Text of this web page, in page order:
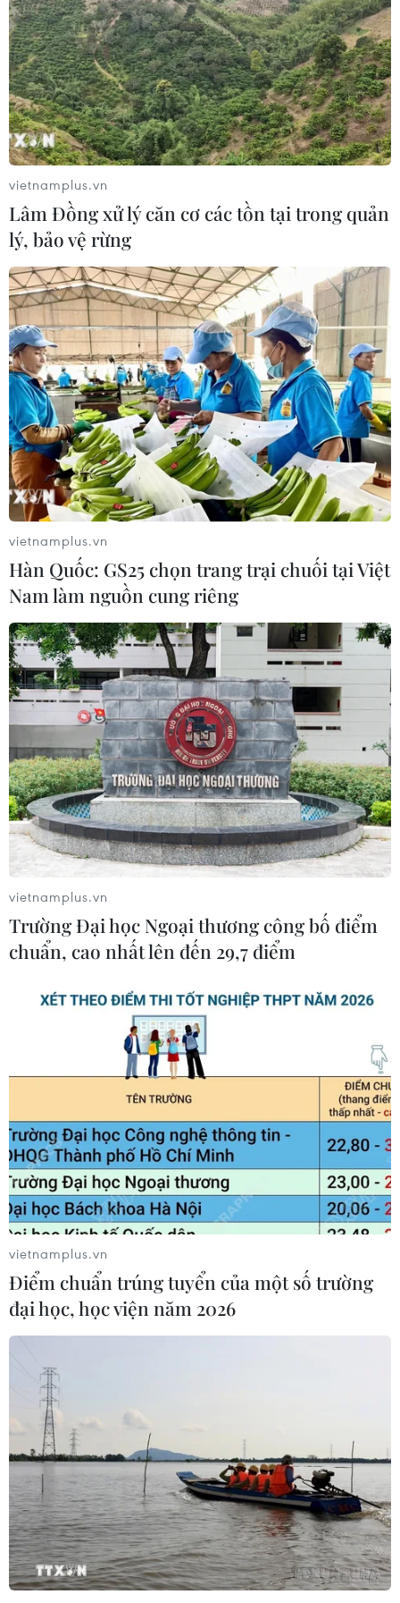
TIN CÙNG CHUYÊN MỤC
Tổng Bí thư, Chủ tịch nước
dự chương trình kỷ niệm 35 năm kết
nối hàng không, du lịch Việt Nam-
Australia
10/08/2026 08:40
vietnamplus.vn
Lâm Đồng xử lý căn cơ các tồn tại trong quản
lý, bảo vệ rừng
vietnamplus.vn
Hàn Quốc: GS25 chọn trang trại chuối tại Việt
Nam làm nguồn cung riêng
vietnamplus.vn
Trường Đại học Ngoại thương công bố điểm
chuẩn, cao nhất lên đến 29,7 điểm
vietnamplus.vn
Điểm chuẩn trúng tuyển của một số trường
đại học, học viện năm 2026